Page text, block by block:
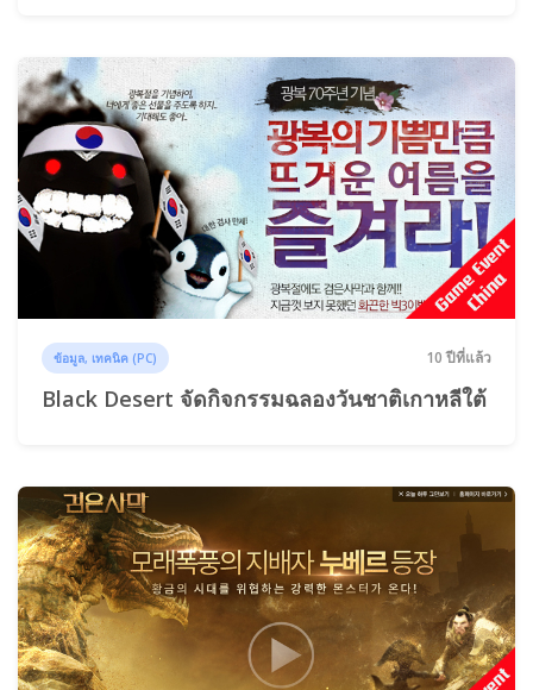
ข้อมูล, เทคนิค (PC) 10 ปีที่แล้ว
Black Desert จัดกิจกรรมฉลองวันชาติเกาหลีใต้